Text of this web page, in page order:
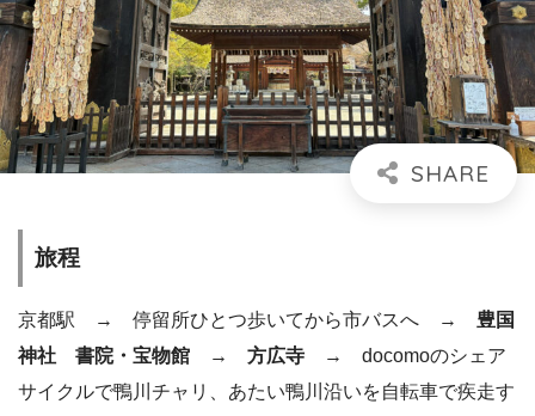
旅程
京都駅 → 停留所ひとつ歩いてから市バスへ → 豊国
神社 書院・宝物館 → 方広寺 → docomoのシェア
サイクルで鴨川チャリ、あたい鴨川沿いを自転車で疾走す